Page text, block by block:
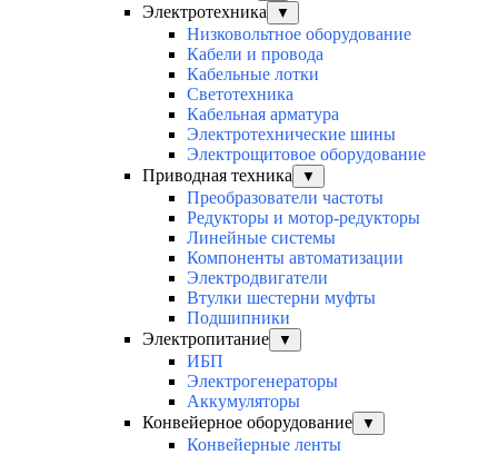
Электротехника ▼
Низковольтное оборудование
Кабели и провода
Кабельные лотки
Светотехника
Кабельная арматура
Электротехнические шины
Электрощитовое оборудование
Приводная техника
▼
Преобразователи частоты
Редукторы и мотор-редукторы
Линейные системы
Компоненты автоматизации
Электродвигатели
Втулки шестерни муфты
Подшипники
Электропитание
▼
ИБП
Электрогенераторы
Аккумуляторы
Конвейерное оборудование
▼
Конвейерные ленты